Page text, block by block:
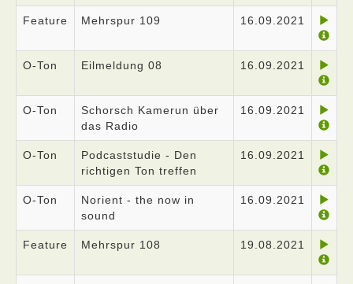
Feature Mehrspur 109 16.09.2021
O-Ton Eilmeldung 08 16.09.2021
O-Ton
Schorsch Kamerun über
das Radio
16.09.2021
O-Ton
Podcaststudie - Den
richtigen Ton treffen
16.09.2021
O-Ton
Norient - the now in
sound
16.09.2021
Feature Mehrspur 108 19.08.2021